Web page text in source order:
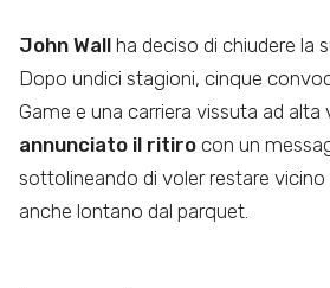
John Wall ha deciso di chiudere la
Dopo undici stagioni, cinque
Game e una carriera vissuta ad alta
annunciato il ritiro con un
sottolineando di voler restare
anche lontano dal parquet.